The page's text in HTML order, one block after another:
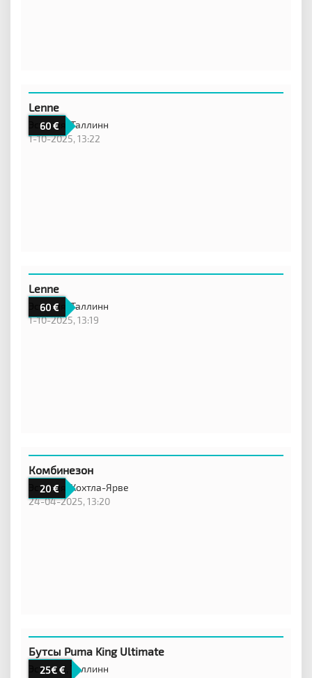
60
Lenne
Эстония,Таллинн
1-10-2025, 13:22
60
Lenne
Эстония,Таллинн
1-10-2025, 13:19
20
Комбинезон
Эстония,Кохтла-Ярве
24-04-2025, 13:20
25€
Бутсы Puma King Ultimate
Эстония,
Таллинн